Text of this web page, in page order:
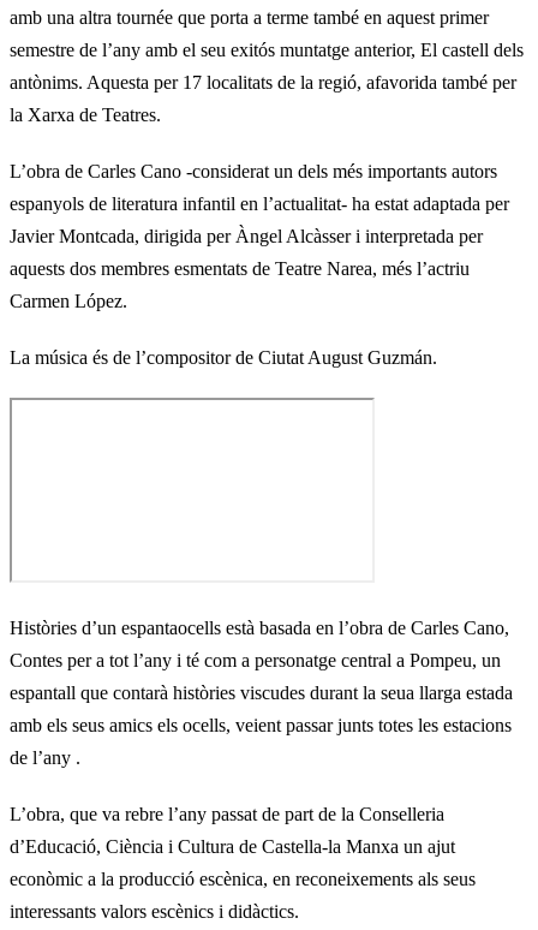
amb una altra tournée que porta a terme també en aquest primer
semestre de l’any amb el seu exitós muntatge anterior, El castell dels
antònims. Aquesta per 17 localitats de la regió, afavorida també per
la Xarxa de Teatres.
L’obra de Carles Cano -considerat un dels més importants autors
espanyols de literatura infantil en l’actualitat- ha estat adaptada per
Javier Montcada, dirigida per Àngel Alcàsser i interpretada per
aquests dos membres esmentats de Teatre Narea, més l’actriu
Carmen López.
La música és de l’compositor de Ciutat August Guzmán.
Històries d’un espantaocells està basada en l’obra de Carles Cano,
Contes per a tot l’any i té com a personatge central a Pompeu, un
espantall que contarà històries viscudes durant la seua llarga estada
amb els seus amics els ocells, veient passar junts totes les estacions
de l’any .
L’obra, que va rebre l’any passat de part de la Conselleria
d’Educació, Ciència i Cultura de Castella-la Manxa un ajut
econòmic a la producció escènica, en reconeixements als seus
interessants valors escènics i didàctics.